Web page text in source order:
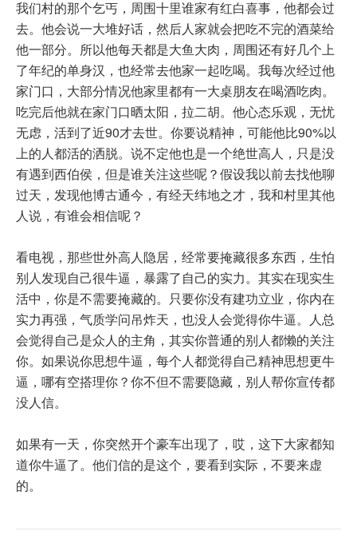
我们村的那个乞丐，周围十里谁家有红白喜事，他都会过
去。他会说一大堆好话，然后人家就会把吃不完的酒菜给
他一部分。所以他每天都是大鱼大肉，周围还有好几个上
了年纪的单身汉，也经常去他家一起吃喝。我每次经过他
家门口，大部分情况他家里都有一大桌朋友在喝酒吃肉。
吃完后他就在家门口晒太阳，拉二胡。他心态乐观，无忧
无虑，活到了近90才去世。你要说精神，可能他比90%以
上的人都活的洒脱。说不定他也是一个绝世高人，只是没
有遇到西伯侯，但是谁关注这些呢？假设我以前去找他聊
过天，发现他博古通今，有经天纬地之才，我和村里其他
人说，有谁会相信呢？
看电视，那些世外高人隐居，经常要掩藏很多东西，生怕
别人发现自己很牛逼，暴露了自己的实力。其实在现实生
活中，你是不需要掩藏的。只要你没有建功立业，你内在
实力再强，气质学问吊炸天，也没人会觉得你牛逼。人总
会觉得自己是众人的主角，其实你普通的别人都懒的关注
你。如果说你思想牛逼，每个人都觉得自己精神思想更牛
逼，哪有空搭理你？你不但不需要隐藏，别人帮你宣传都
没人信。
如果有一天，你突然开个豪车出现了，哎，这下大家都知
道你牛逼了。他们信的是这个，要看到实际，不要来虚
的。